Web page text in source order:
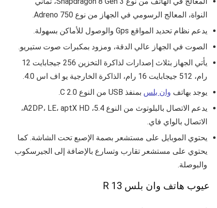
النواة، المعالج الرسومي في الجهاز من نوع Adreno 750.
يدعم نظام تحديد المواقع Gps والوصول للأماكن بسهولة.
الصوت في الجهاز عالي الدقة، ومزود بمكبرات صوت ستيريو.
يأتي الجهاز بثلاث إصدارات لذاكرة التخزين 256 جيجابايت 12
رام، 512 جيجابايت 16 رام، الذاكرة الخارجية يو اف اس 4.0.
يوجد بهاتف وان بلس بمنفذ USB من النوع C 2.0.
يدعم الاتصال بالبلوتوث من النوع 5.4، A2DP، LE، aptX HD
،
الاتصال بالواي فاي.
يحتوي الموبايل على مستشعر بصمة الإصبع تحت الشاشة. كما
يحتوي على مستشعر تقارب وتسارع بالإضافة إلى الجيرسكوب
والبوصلة.
عيوب هاتف وان بلس 13 R